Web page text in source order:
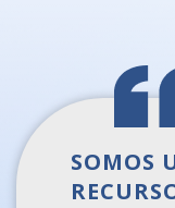
SOMOS